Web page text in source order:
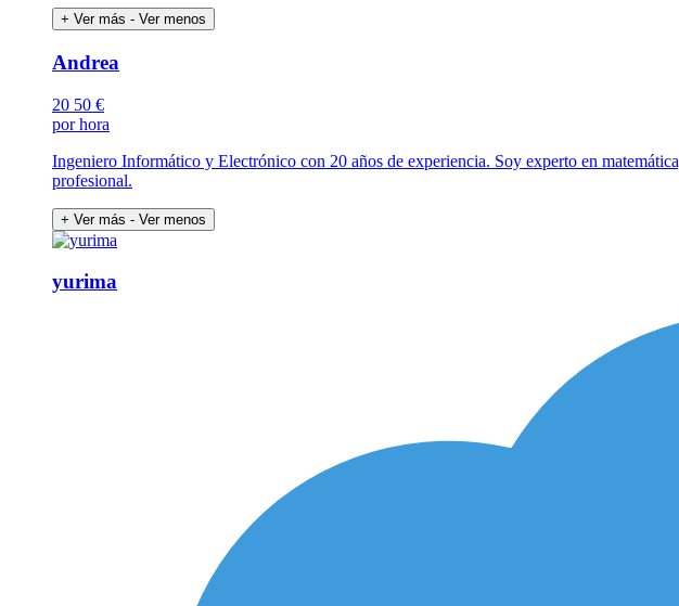
+ Ver más - Ver menos
Andrea
20 50 €
por hora
Ingeniero Informático y Electrónico con 20 años de experiencia. Soy experto en
profesional.
+ Ver más - Ver menos
yurima